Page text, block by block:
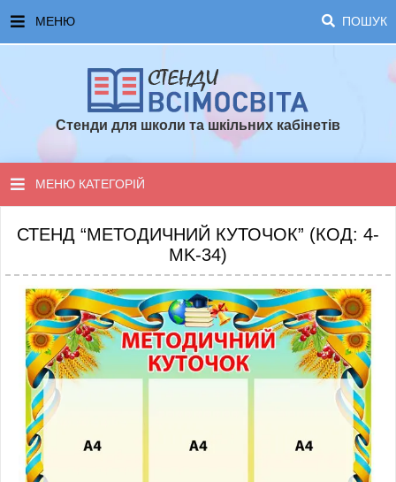
МЕНЮ ПОШУК
ЧАСТІ ЗАПИТАННЯ ТА ВІДПОВІДІ
ТОПОВІ ПРОПОЗИЦІЇ
Стенди для школи та шкільних кабінетів
МЕНЮ КАТЕГОРІЙ
СТЕНДИ ДЛЯ НУШ
СТЕНДИ ДЛЯ ПОЧАТКОВОЇ ШКОЛИ
СТЕНДИ ДЛЯ КАБІНЕТІВ
СТЕНДИ ДЛЯ ШКОЛИ
ІНШЕ
СТЕНД “МЕТОДИЧНИЙ КУТОЧОК” (КОД: 4-
MK-34)